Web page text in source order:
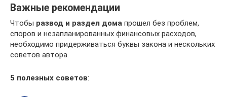
Важные рекомендации
Чтобы развод и раздел дома прошел без проблем,
споров и незапланированных финансовых расходов,
необходимо придерживаться буквы закона и нескольких
советов автора.
5 полезных советов: